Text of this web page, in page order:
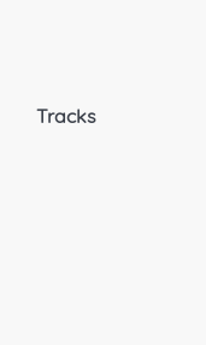
Tracks